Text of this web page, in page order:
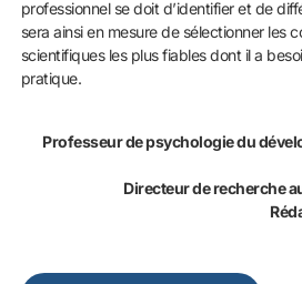
professionnel se doit d’identifier et de
sera ainsi en mesure de sélectionner les
scientifiques les plus fiables dont il a
pratique.
Professeur de psychologie du
Directeur de recherche